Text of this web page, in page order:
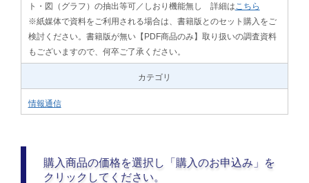
ト・図（グラフ）の抽出等可／しおり機能無し 詳細はこちら
※紙媒体で資料をご利用される場合は、書籍版とのセット購入をご
検討ください。書籍版が無い【PDF商品のみ】取り扱いの調査資料
もございますので、何卒ご了承ください。
カテゴリ
情報通信
購入商品の価格を選択し「購入のお申込み」を
クリックしてください。